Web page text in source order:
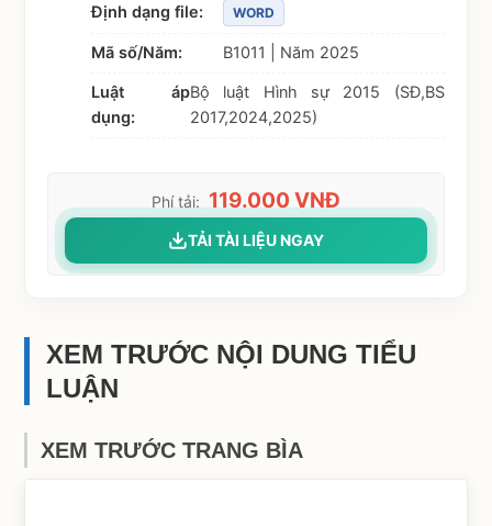
Định dạng file: WORD
Mã số/Năm:
B1011 | Năm 2025
Luật áp
dụng:
Bộ luật Hình sự 2015 (SĐ,BS
2017,2024,2025)
Phí tải: 119.000 VNĐ
TẢI TÀI LIỆU NGAY
XEM TRƯỚC NỘI DUNG TIỂU
LUẬN
XEM TRƯỚC TRANG BÌA